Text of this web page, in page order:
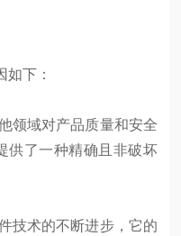
下：
领域对产品质量和安全
供了一种精确且非破坏
技术的不断进步，它的